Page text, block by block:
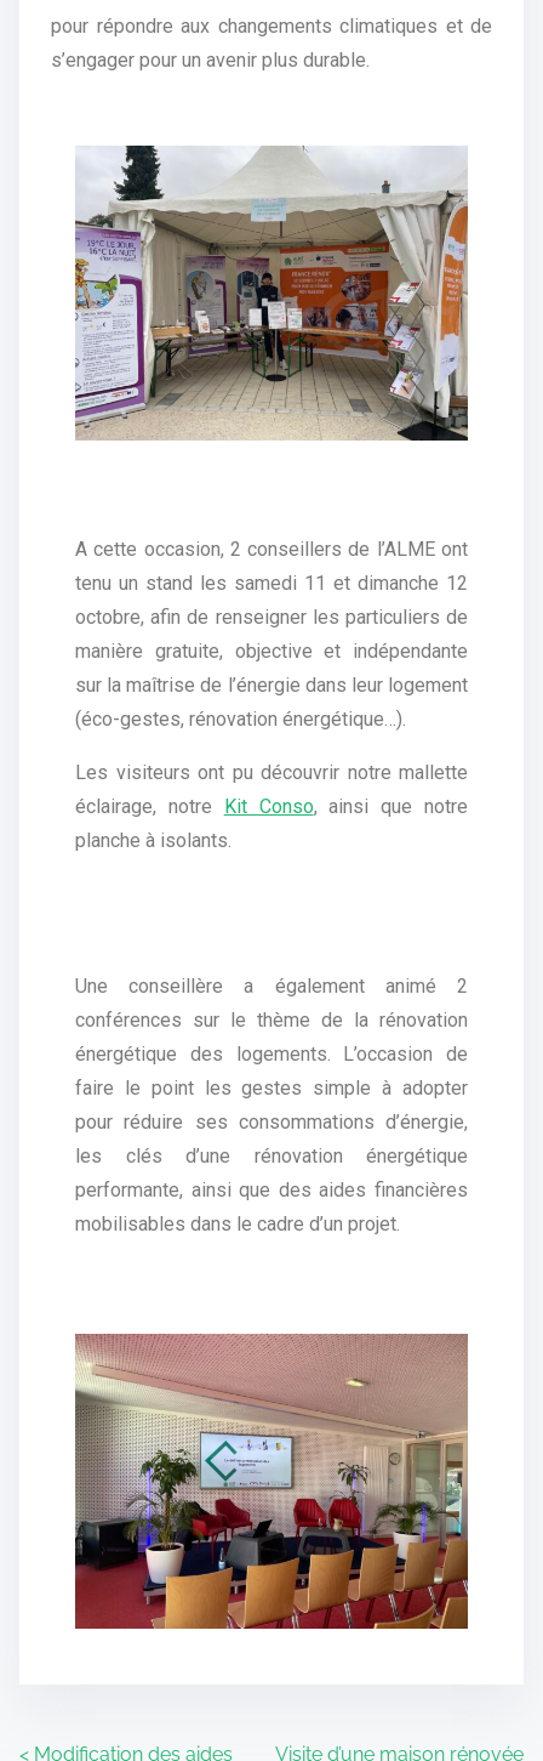
pour répondre aux changements climatiques et de
s’engager pour un avenir plus durable.
A cette occasion, 2 conseillers de l’ALME ont
tenu un stand les samedi 11 et dimanche 12
octobre, afin de renseigner les particuliers de
manière gratuite, objective et indépendante
sur la maîtrise de l’énergie dans leur logement
(éco-gestes, rénovation énergétique…).
Les visiteurs ont pu découvrir notre mallette
éclairage, notre Kit Conso, ainsi que notre
planche à isolants.
Une conseillère a également animé 2
conférences sur le thème de la rénovation
énergétique des logements. L’occasion de
faire le point les gestes simple à adopter
pour réduire ses consommations d’énergie,
les clés d’une rénovation énergétique
performante, ainsi que des aides financières
mobilisables dans le cadre d’un projet.
< Modification des aides Visite d’une maison rénovée